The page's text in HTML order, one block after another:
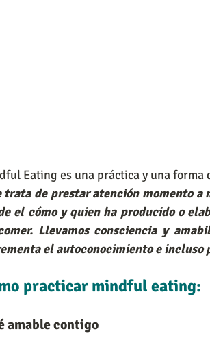
Eating es una práctica y una forma
el cómo y quien ha producido o
Llevamos consciencia y
el autoconocimiento e incluso
practicar mindful eating:
amable contigo